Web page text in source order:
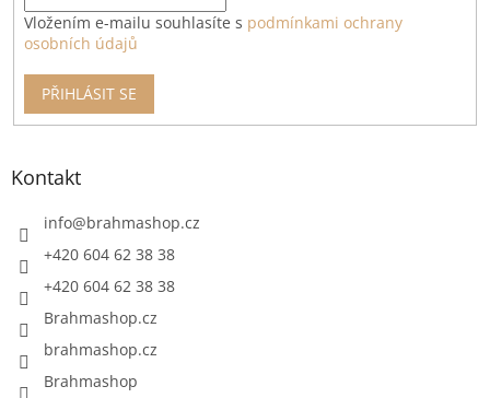
Vložením e-mailu souhlasíte s podmínkami ochrany
osobních údajů
PŘIHLÁSIT SE
Kontakt
info@brahmashop.cz
+420 604 62 38 38
+420 604 62 38 38
Brahmashop.cz
brahmashop.cz
Brahmashop